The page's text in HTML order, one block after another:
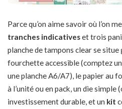
Parce qu’on aime savoir où l’on
tranches indicativeset trois
planche de tampons clear se
fourchette accessible (comptez
une planche A6/A7), le papier au
à l’unité ou en pack, un die
investissement durable, et un kit